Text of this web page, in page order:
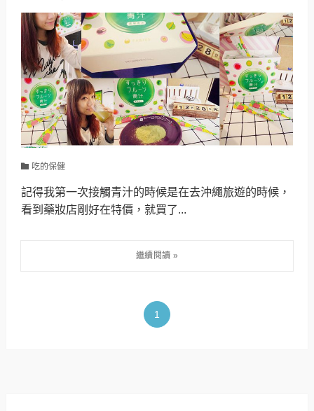
吃的保健
記得我第一次接觸青汁的時候是在去沖繩旅遊的時候，
看到藥妝店剛好在特價，就買了...
1